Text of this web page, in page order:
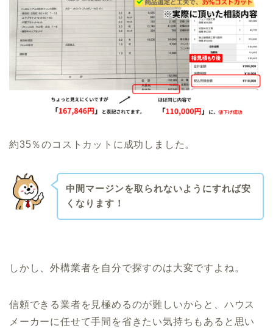
約35％のコストカットに成功しました。
中間マージンを取られないようにすれば安
くなります！
しかし、外構業者を自分で探すのは大変ですよね。
信頼できる業者を見極めるのが難しいからと、ハウス
メーカーに任せて手間を省きたい気持ちもあると思い